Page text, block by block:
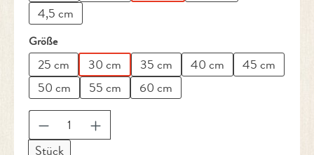
4,5 cm
Größeauswählen
25 cm 30 cm 35 cm 40 cm
45 cm
50 cm
55 cm 60 cm
Produkt Anzahl: Gib den gewünschten Wert
Stück